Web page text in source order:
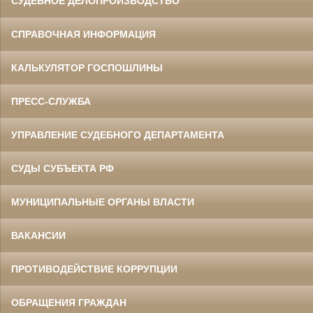
Данилов Василий Степанович
Председатель Белгородского
в период с 1960 по 1973 гг.
Ермоленко Фаина Семеновна
Главный бухгалтер Белгородского
областного суда
СПРАВОЧНАЯ ИНФОРМАЦИЯ
КАЛЬКУЛЯТОР ГОСПОШЛИНЫ
ПРЕСС-СЛУЖБА
УПРАВЛЕНИЕ СУДЕБНОГО ДЕПАРТАМЕНТА
СУДЫ СУБЪЕКТА РФ
МУНИЦИПАЛЬНЫЕ ОРГАНЫ ВЛАСТИ
ВАКАНСИИ
ПРОТИВОДЕЙСТВИЕ КОРРУПЦИИ
ОБРАЩЕНИЯ ГРАЖДАН